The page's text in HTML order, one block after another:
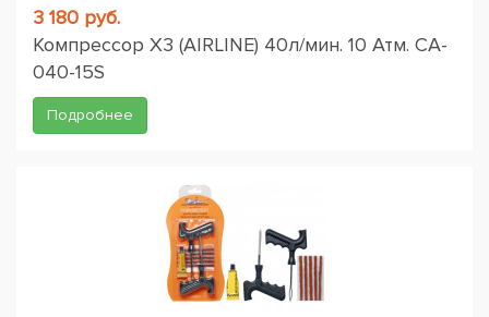
3 180 руб.
Компрессор X3 (AIRLINE) 40л/мин. 10 Атм. CA-
040-15S
Подробнее